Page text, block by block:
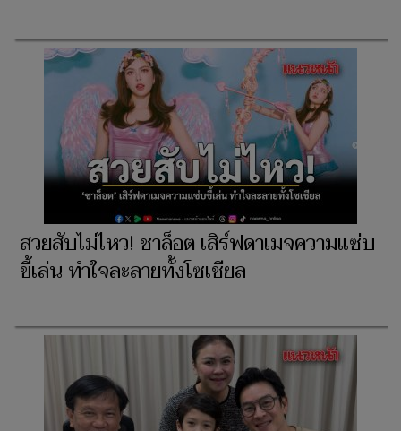
สวยสับไม่ไหว! ชาล็อต เสิร์ฟดาเมจความแซ่บ
ขี้เล่น ทำใจละลายทั้งโซเชียล